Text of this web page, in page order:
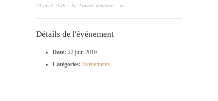
29 avril 2019 · by Arnaud Fontaine · in
Détails de l'événement
Date: 22 juin 2019
Catégories: Evénements